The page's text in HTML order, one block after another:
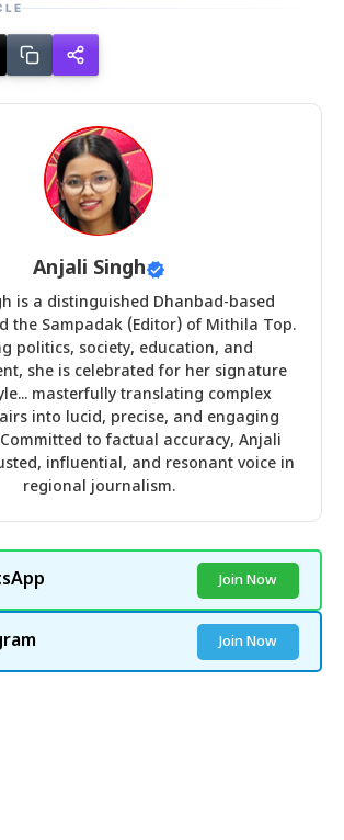
Anjali Singh
is a distinguished Dhanbad-based
the Sampadak (Editor) of Mithila Top.
politics, society, education, and
she is celebrated for her signature
masterfully translating complex
into lucid, precise, and engaging
to factual accuracy, Anjali
influential, and resonant voice in
regional journalism.
Join Now
Join Now